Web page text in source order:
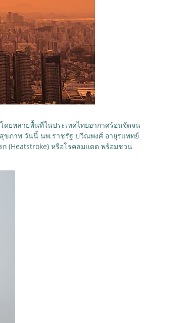
ดยหลายพื้นที่ในประเทศไทยอากาศร้อนจัดจน
สุขภาพ วันนี้ นพ.ราชรัฐ ปวีณพงศ์ อายุรแพทย์
(Heatstroke) หรือโรคลมแดด พร้อมชวน